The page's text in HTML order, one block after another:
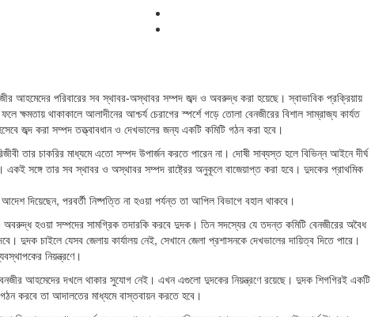
আহমেদের পরিবারের সব স্থাবর-অস্থাবর সম্পদ জব্দ ও অবরুদ্ধ করা হয়েছে। স্বাভাবিক প্রক্রিয়ায়
ক্ষমতায় থাকাকালে আলাদীনের আশ্চর্য চেরাগের স্পর্শে গড়ে তোলা বেনজীরের বিশাল সাম্রাজ্য কার্যত
জব্দ করা সম্পদ তত্ত্বাবধান ও দেখভালের জন্য একটি কমিটি গঠন করা হবে।
তার চাকরির মাধ্যমে এতো সম্পদ উপার্জন করতে পারেন না। দোষী সাব্যস্ত হলে বিভিন্ন আইনে দীর্ঘ
একই সঙ্গে তার সব স্থাবর ও অস্থাবর সম্পদ রাষ্ট্রের অনুকূলে বাজেয়াপ্ত করা হবে। দুদকের প্রাথমিক
দিয়েছেন, পরবর্তী নিষ্পত্তি না হওয়া পর্যন্ত তা আপিল বিভাগে বহাল থাকবে।
হওয়া সম্পদের সামগ্রিক তদারকি করবে দুদক। তিন সদস্যের যে তদন্ত কমিটি বেনজীরের অবৈধ
দুদক চাইলে যেসব জেলায় কার্যালয় নেই, সেখানে জেলা প্রশাসনকে দেখভালের দায়িত্ব দিতে পারে।
নিয়ন্ত্রণে।
আহমেদের দখলে থাকার সুযোগ নেই। এখন এগুলো দুদকের নিয়ন্ত্রণে রয়েছে। দুদক শিগগিরই একটি
করবে তা আদালতের মাধ্যমে বাস্তবায়ন করতে হবে।